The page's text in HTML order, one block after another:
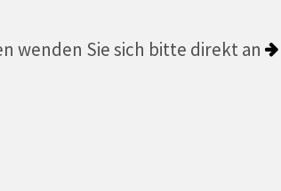
wenden Sie sich bitte direkt an